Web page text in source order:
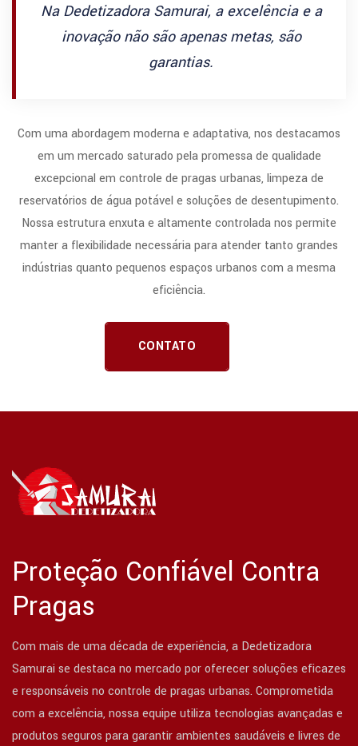
Na Dedetizadora Samurai, a excelência e a
inovação não são apenas metas, são
garantias.
Com uma abordagem moderna e adaptativa, nos destacamos
em um mercado saturado pela promessa de qualidade
excepcional em controle de pragas urbanas, limpeza de
reservatórios de água potável e soluções de desentupimento.
Nossa estrutura enxuta e altamente controlada nos permite
manter a flexibilidade necessária para atender tanto grandes
indústrias quanto pequenos espaços urbanos com a mesma
eficiência.
CONTATO
Proteção Confiável Contra
Pragas
Com mais de uma década de experiência, a Dedetizadora
Samurai se destaca no mercado por oferecer soluções eficazes
e responsáveis no controle de pragas urbanas. Comprometida
com a excelência, nossa equipe utiliza tecnologias avançadas e
produtos seguros para garantir ambientes saudáveis e livres de